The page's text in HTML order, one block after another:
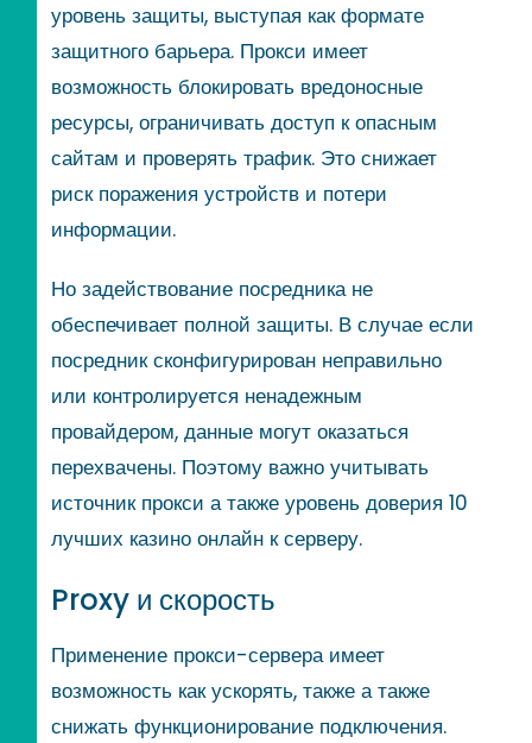
уровень защиты, выступая как формате
защитного барьера. Прокси имеет
возможность блокировать вредоносные
ресурсы, ограничивать доступ к опасным
сайтам и проверять трафик. Это снижает
риск поражения устройств и потери
информации.
Но задействование посредника не
обеспечивает полной защиты. В случае если
посредник сконфигурирован неправильно
или контролируется ненадежным
провайдером, данные могут оказаться
перехвачены. Поэтому важно учитывать
источник прокси а также уровень доверия 10
лучших казино онлайн к серверу.
Proxy и скорость
Применение прокси-сервера имеет
возможность как ускорять, также а также
снижать функционирование подключения.